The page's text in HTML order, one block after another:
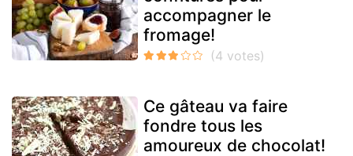
accompagner le
fromage!
Ce gâteau va faire
fondre tous les
amoureux de chocolat!